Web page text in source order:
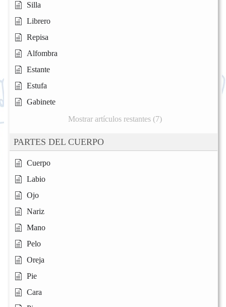
Silla
Librero
Repisa
Alfombra
Estante
Estufa
Gabinete
Mostrar artículos restantes (7)
PARTES DEL CUERPO
Cuerpo
Labio
Ojo
Nariz
Mano
Pelo
Oreja
Pie
Cara